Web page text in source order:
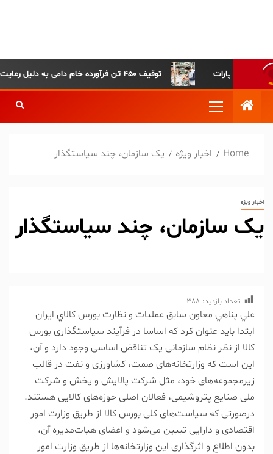
توقیف ۴۵۰ تن فرآورده خام دامی به دلیل رعایت نکردن ضوابط بهداشتی
Home اخبار ویژه یک سازمان، چند سیاستگذار
اخبار ویژه
یک سازمان، چند سیاستگذار
تعداد بازدید: 388
علي پناهي معاون سابق عمليات و نظارت بورس کالاي ايران
ابتدا باید عنوان کرد که اساسا در فرآیند سیاستگذاری بورس
کالا از نظر نظام سازمانی یک تناقض اساسی وجود دارد و آن،
این است که وزارتخانه‌های صمت، کشاورزی و نفت در قالب
زیرمجموعه‌های خود، مثل شرکت پالایش و پخش و شرکت
ملی صنایع پتروشیمی، فعالان اصلی حوزه‌های کالایی هستند.
درصورتی که سیاست‌های کلی بورس کالا از طریق وزارت امور
اقتصادی و دارایی تبیین می‌شود و اعضای هیات‌مدیره آن،
بدون اطلاع و اثرگذاری این وزارتخانه‌ها از طریق وزارت امور